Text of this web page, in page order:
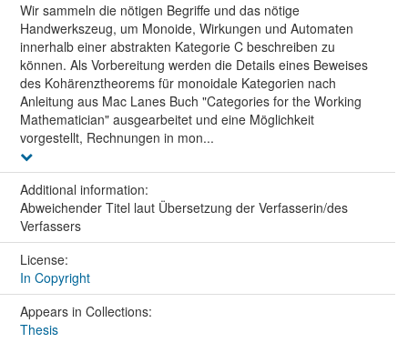
Wir sammeln die nötigen Begriffe und das nötige
Handwerkszeug, um Monoide, Wirkungen und Automaten
innerhalb einer abstrakten Kategorie C beschreiben zu
können. Als Vorbereitung werden die Details eines Beweises
des Kohärenztheorems für monoidale Kategorien nach
Anleitung aus Mac Lanes Buch "Categories for the Working
Mathematician" ausgearbeitet und eine Möglichkeit
vorgestellt, Rechnungen in mon...
Additional information:
Abweichender Titel laut Übersetzung der Verfasserin/des
Verfassers
License:
In Copyright
Appears in Collections:
Thesis